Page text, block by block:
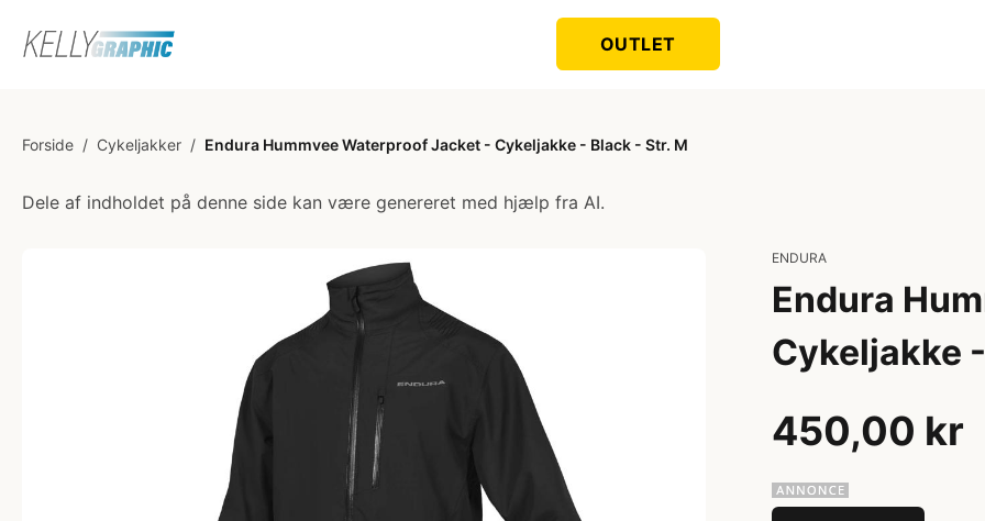
OUTLET
Forside / Cykeljakker / Endura Hummvee Waterproof Jacket - Cykeljakke - Black - Str. M
Dele af indholdet på denne side kan være genereret med hjælp fra AI.
ENDURA
Endura
Cykeljakke
450,00 kr